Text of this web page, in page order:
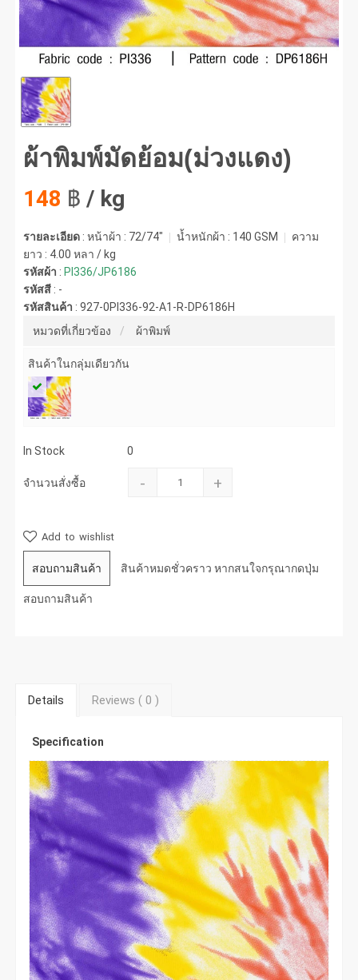
พิมพ์มัดย้อม(ม่วงแดง) #1
ผ้าพิมพ์มัดย้อม(ม่วงแดง)
148 ฿ / kg
รายละเอียด : หน้าผ้า : 72/74" น้ำหนักผ้า : 140 GSM
ความ
ยาว : 4.00 หลา / kg
รหัสผ้า :PI336/JP6186
รหัสสี : -
รหัสสินค้า :927-0PI336-92-A1-R-DP6186H
หมวดที่เกี่ยวข้อง
ผ้าพิมพ์
สินค้าในกลุ่มเดียวกัน
In Stock 0
จำนวนสั่งซื้อ - +
Add to wishlist
สอบถามสินค้า สินค้าหมดชั่วคราว หากสนใจกรุณากดปุ่ม
สอบถามสินค้า
Details Reviews ( 0)
Specification